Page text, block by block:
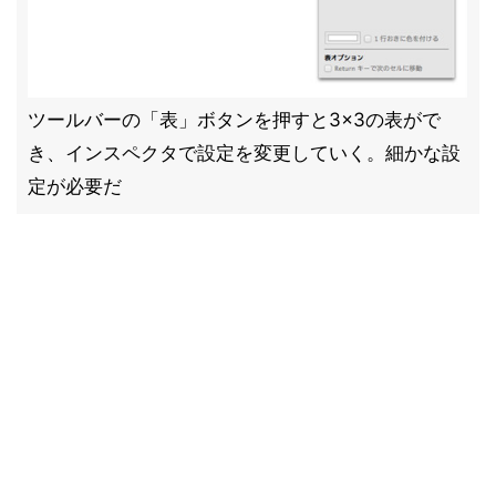
ツールバーの「表」ボタンを押すと3×3の表がで
き、インスペクタで設定を変更していく。細かな設
定が必要だ